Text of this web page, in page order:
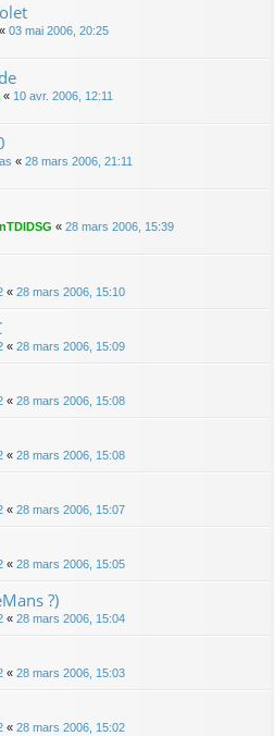
« 03 mai 2006, 20:25
« 10 avr. 2006, 12:11
« 28 mars 2006, 21:11
« 28 mars 2006, 15:39
« 28 mars 2006, 15:10
« 28 mars 2006, 15:09
« 28 mars 2006, 15:08
« 28 mars 2006, 15:08
« 28 mars 2006, 15:07
« 28 mars 2006, 15:05
?)
« 28 mars 2006, 15:04
« 28 mars 2006, 15:03
« 28 mars 2006, 15:02